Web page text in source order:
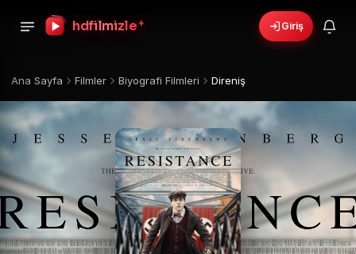
hdfilmizle + Giriş
Ana Sayfa Filmler Biyografi Filmleri Direniş